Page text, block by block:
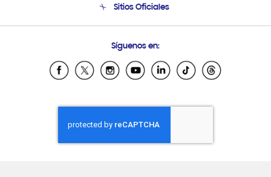
Condiciones de Compra
Soporte vía eMail
Sitios Oficiales
Samsung Ecuador
Samsung El Salvador
Samsung Honduras
Samsung Nicaragua
Samsung Panamá
Síguenos en: